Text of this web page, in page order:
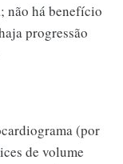
não há benefício
progressão
(por
de volume